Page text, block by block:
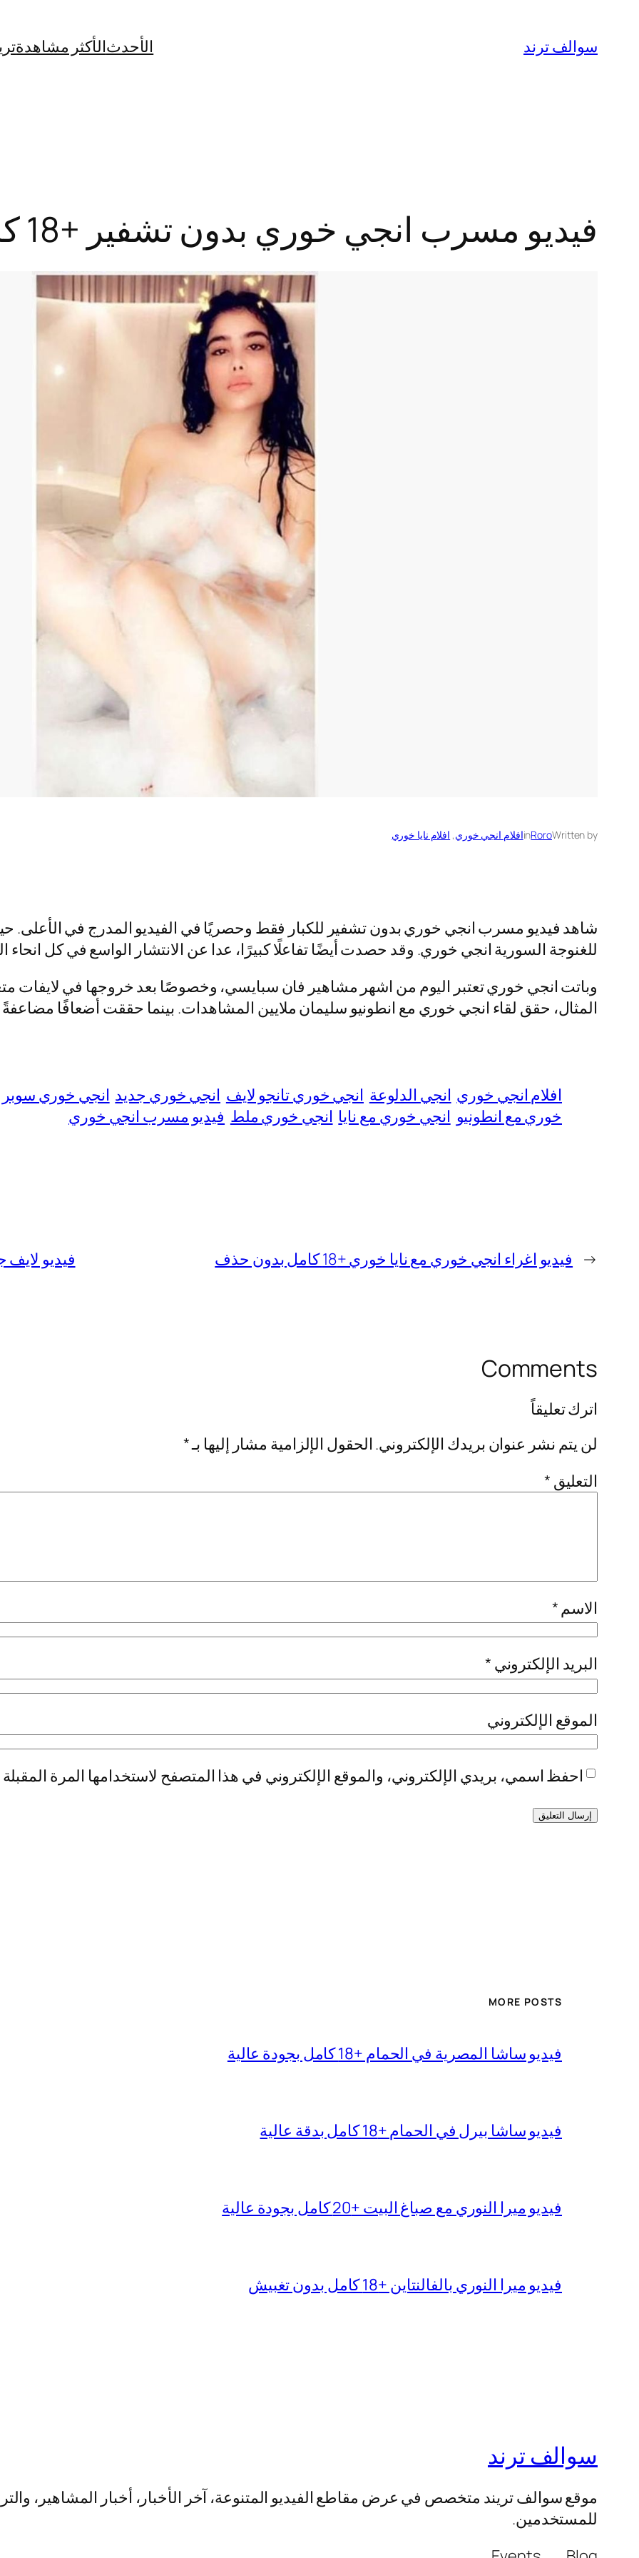
المحتوى
سوالف ترند الأحدثالأكثر مشاهدة
فيديو مسرب انجي خوري بدون تشفير +18 كامل بدون حذف
Written by
Roro
inافلام انجي خوري, افلام نايا خوري
شاهد فيديو مسرب انجي خوري بدون تشفير للكبار فقط وحصريًا في الفيديو المدرج في الأعلى.
للغنوجة السورية انجي خوري. وقد حصدت أيضًا تفاعلًا كبيرًا، عدا عن الانتشار الواسع في كل انحاء
وباتت انجي خوري تعتبر اليوم من اشهر مشاهير فان سبايسي، وخصوصًا بعد خروجها في لايفات
المثال، حقق لقاء انجي خوري مع انطونيو سليمان ملايين المشاهدات. بينما حققت أضعافًا مضاعفةً
افلام انجي خوري انجي الدلوعة انجي خوري تانجو لايف انجي خوري جديد انجي خوري سوبر
خوري مع انطونيو انجي خوري مع نايا انجي خوري ملط فيديو مسرب انجي خوري
← فيديو اغراء انجي خوري مع نايا خوري +18 كامل بدون حذف فيديو لايف جنسي
Comments
اترك تعليقاً
لن يتم نشر عنوان بريدك الإلكتروني. الحقول الإلزامية مشار إليها بـ*
التعليق *
الاسم *
البريد الإلكتروني *
الموقع الإلكتروني
احفظ اسمي، بريدي الإلكتروني، والموقع الإلكتروني في هذا المتصفح لاستخدامها المرة
MORE POSTS
فيديو ساشا المصرية في الحمام +18 كامل بجودة عالية
فيديو ساشا بيرل في الحمام +18 كامل بدقة عالية
فيديو ميرا النوري مع صباغ البيت +20 كامل بجودة عالية
فيديو ميرا النوري بالفالنتاين +18 كامل بدون تغبيش
سوالف ترند
موقع سوالف تريند متخصص في عرض مقاطع الفيديو المتنوعة، آخر الأخبار، أخبار المشاهير،
للمستخدمين.